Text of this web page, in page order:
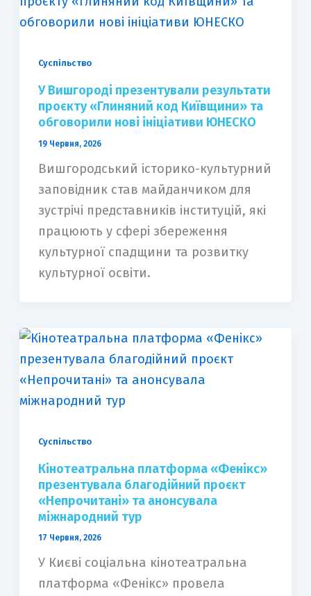
Суспільство
У Вишгороді презентували результати
проєкту «Глиняний код Київщини» та
обговорили нові ініціативи ЮНЕСКО
19 Червня, 2026
Вишгородський історико-культурний
заповідник став майданчиком для
зустрічі представників інституцій, які
працюють у сфері збереження
культурної спадщини та розвитку
культурної освіти.
Суспільство
Кінотеатральна платформа «Фенікс»
презентувала благодійний проєкт
«Непрочитані» та анонсувала
міжнародний тур
17 Червня, 2026
У Києві соціальна кінотеатральна
платформа «Фенікс» провела